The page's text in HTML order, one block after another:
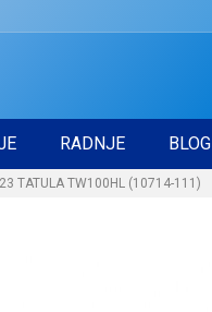
RADNJE BLOG
23 TATULA TW100HL (10714-111)